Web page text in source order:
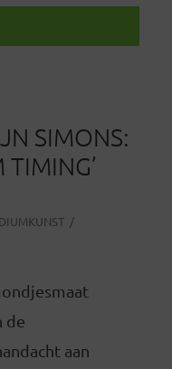
SIMONS:
TIMING’
de
aan